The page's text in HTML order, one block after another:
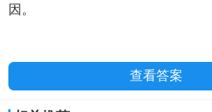
因。
查看答案